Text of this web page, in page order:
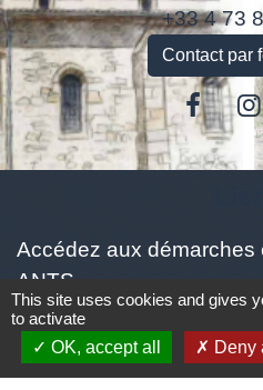
+33 4 73
Contact par
Accédez aux démarches
ANTS
Inscription Cantine
This site uses cookies and gives
to activate
OK, accept all
Deny